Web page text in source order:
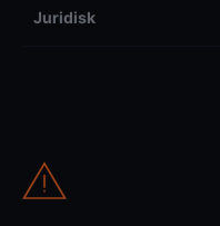
Juridisk